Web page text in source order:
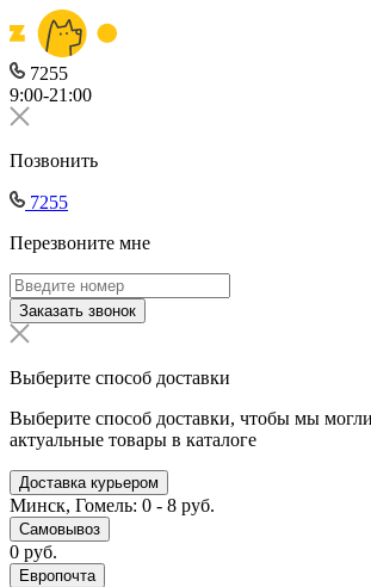
7255
9:00-21:00
Позвонить
7255
Перезвоните мне
Заказать звонок
Выберите способ доставки
Выберите способ доставки, чтобы мы могли
актуальные товары в каталоге
Доставка курьером
Минск, Гомель: 0 - 8 руб.
Самовывоз
0 руб.
Европочта